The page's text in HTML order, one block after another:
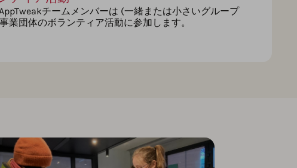
チームメンバーは (一緒または小さいグループ
業団体のボランティア活動に参加します。